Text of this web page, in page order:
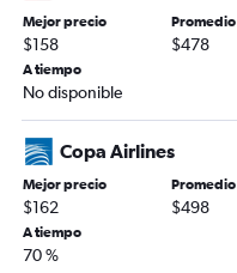
Mejor precio
$158
Promedio
$478
A tiempo
No disponible
Copa Airlines
Mejor precio
$162
Promedio
$498
A tiempo
70 %